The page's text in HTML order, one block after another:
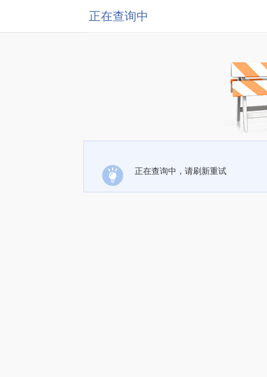
正在查询中
正在查询中，请刷新重试